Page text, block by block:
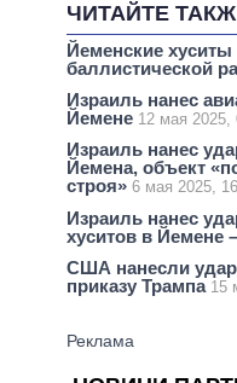
ЧИТАЙТЕ
Йеменские
баллистической
Израиль нанес
Йемене 12 мая 2025,
Израиль нанес
Йемена, объект
строя» 6 мая 2025,
Израиль нанес
хуситов в Йемене
США нанесли
приказу Трампа 15